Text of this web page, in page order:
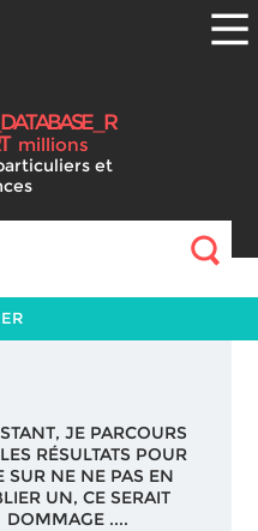
DATABAS
E_R
millions
et
JE PARCOURS
RÉSULTATS POUR
SUR NE NE PAS EN
UN, CE SERAIT
DOMMAGE ....